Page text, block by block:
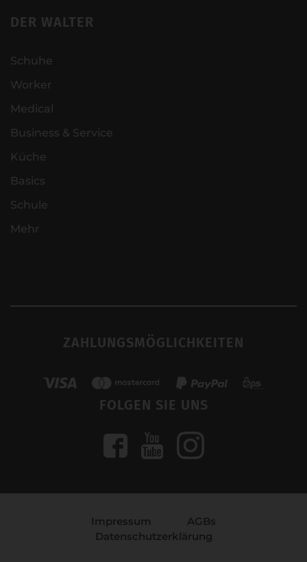
DER WALTER
Schuhe
Worker
Medical
Business & Service
Küche
Basics
Schule
Mehr
ZAHLUNGSMÖGLICHKEITEN
FOLGEN SIE UNS
Impressum
AGBs
Datenschutzerklärung